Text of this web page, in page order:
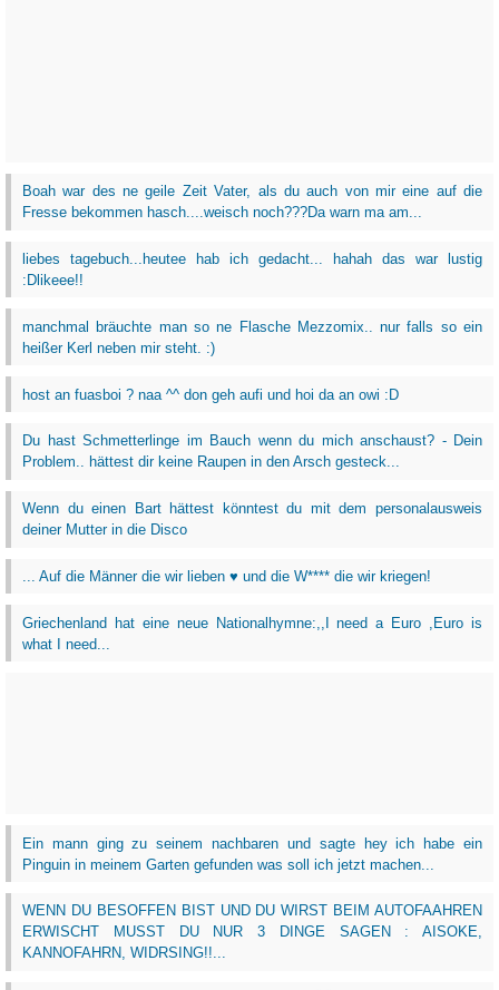
Boah war des ne geile Zeit Vater, als du auch von mir eine auf die
Fresse bekommen hasch....weisch noch???Da warn ma am...
liebes tagebuch...heutee hab ich gedacht... hahah das war lustig
:Dlikeee!!
manchmal bräuchte man so ne Flasche Mezzomix.. nur falls so ein
heißer Kerl neben mir steht. :)
host an fuasboi ? naa ^^ don geh aufi und hoi da an owi :D
Du hast Schmetterlinge im Bauch wenn du mich anschaust? - Dein
Problem.. hättest dir keine Raupen in den Arsch gesteck...
Wenn du einen Bart hättest könntest du mit dem personalausweis
deiner Mutter in die Disco
... Auf die Männer die wir lieben ♥ und die W**** die wir kriegen!
Griechenland hat eine neue Nationalhymne:,,I need a Euro ,Euro is
what I need...
Ein mann ging zu seinem nachbaren und sagte hey ich habe ein
Pinguin in meinem Garten gefunden was soll ich jetzt machen...
WENN DU BESOFFEN BIST UND DU WIRST BEIM AUTOFAAHREN
ERWISCHT MUSST DU NUR 3 DINGE SAGEN : AISOKE,
KANNOFAHRN, WIDRSING!!...